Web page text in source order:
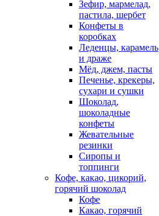
Зефир, мармелад,
пастила, шербет
Конфеты в
коробках
Леденцы, карамель
и драже
Мёд, джем, пасты
Печенье, крекеры,
сухари и сушки
Шоколад,
шоколадные
конфеты
Жевательные
резинки
Сиропы и
топпинги
Кофе, какао, цикорий,
горячий шоколад
Кофе
Какао, горячий